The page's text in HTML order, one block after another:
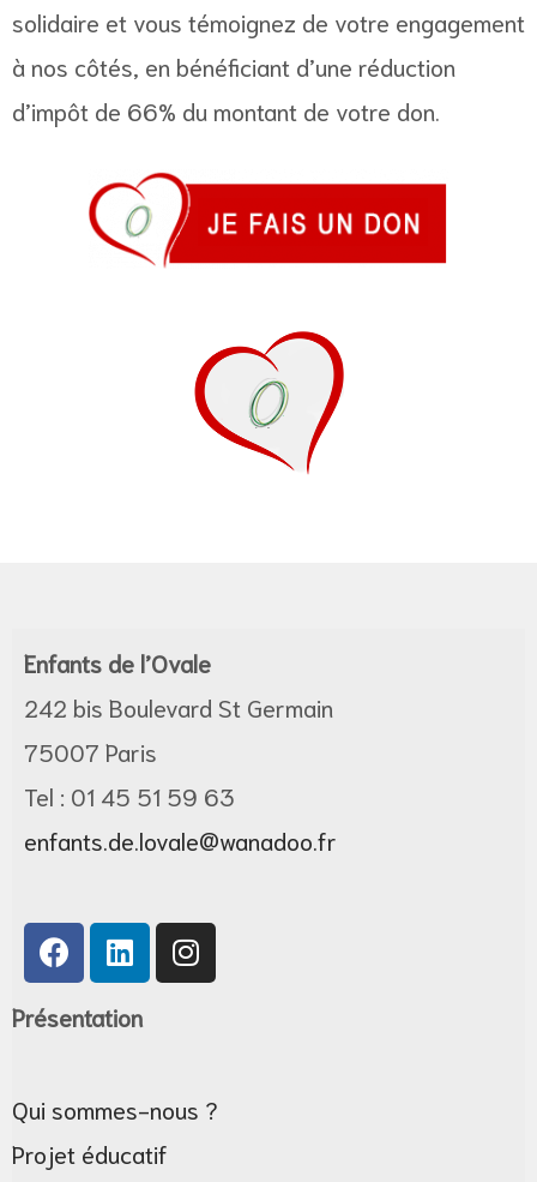
solidaire et vous témoignez de votre engagement
à nos côtés, en bénéficiant d’une réduction
d’impôt de 66% du montant de votre don.
Enfants de l’Ovale
242 bis Boulevard St Germain
75007 Paris
Tel : 01 45 51 59 63
enfants.de.lovale@wanadoo.fr
Présentation
Qui sommes-nous ?
Projet éducatif